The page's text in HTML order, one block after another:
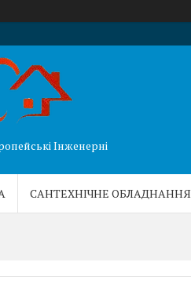
Інженерні
САНТЕХНІЧНЕ ОБЛАДНАННЯ